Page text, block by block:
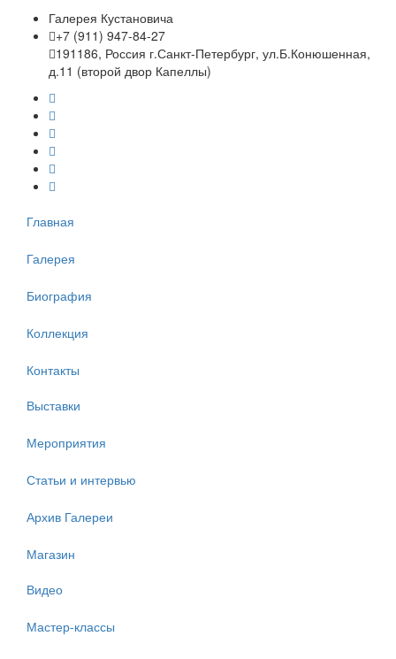
Галерея Кустановича
+7 (911) 947-84-27
191186, Россия г.Санкт-Петербург, ул.Б.Конюшенная,
д.11 (второй двор Капеллы)
Главная
Галерея
Биография
Коллекция
Контакты
Выставки
Мероприятия
Статьи и интервью
Архив Галереи
Магазин
Видео
Мастер-классы